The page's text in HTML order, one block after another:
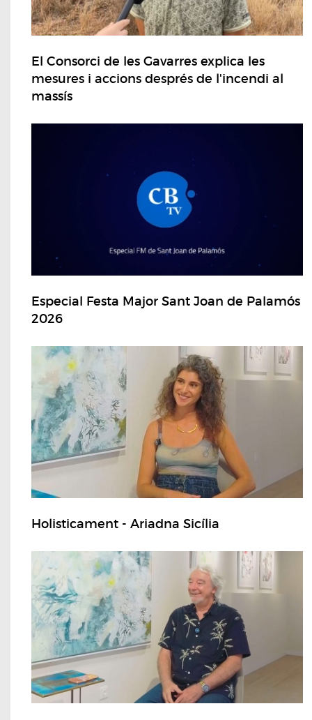
El Consorci de les Gavarres explica les
mesures i accions després de l'incendi al
massís
Especial Festa Major Sant Joan de Palamós
2026
Holisticament - Ariadna Sicília